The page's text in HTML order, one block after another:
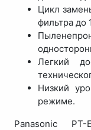
Цикл
фильтра до
Легкий
Низкий
режиме.
Panasonic